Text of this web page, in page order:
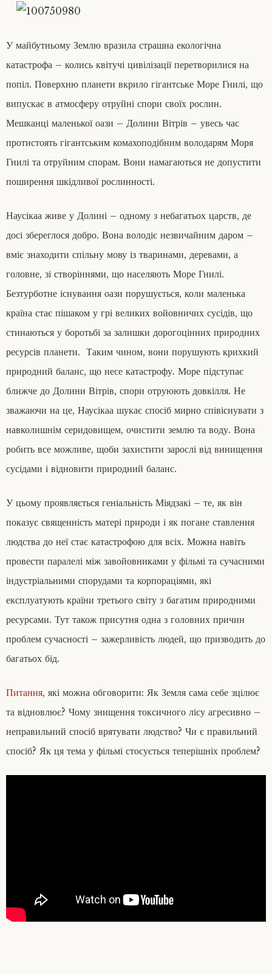
У майбутньому Землю вразила страшна екологічна
катастрофа – колись квітучі цивілізації перетворилися на
попіл. Поверхню планети вкрило гігантське Море Гнилі, що
випускає в атмосферу отруйні спори своїх рослин.
Мешканці маленької оази – Долини Вітрів – увесь час
протистоять гігантським комахоподібним володарям Моря
Гнилі та отруйним спорам. Вони намагаються не допустити
поширення шкідливої рослинності.
Наусікаа живе у Долині – одному з небагатьох царств, де
досі збереглося добро. Вона володіє незвичайним даром –
вміє знаходити спільну мову із тваринами, деревами, а
головне, зі створіннями, що населяють Море Гнилі.
Безтурботне існування оази порушується, коли маленька
країна стає пішаком у грі великих войовничих сусідів, що
стинаються у боротьбі за залишки дорогоцінних природних
ресурсів планети. Таким чином, вони порушують крихкий
природний баланс, що несе катастрофу. Море підступає
ближче до Долини Вітрів, спори отруюють довкілля. Не
зважаючи на це, Наусікаа шукає спосіб мирно співіснувати з
навколишнім серидовищем, очистити землю та воду. Вона
робить все можливе, щоби захистити зарослі від винищення
сусідами і відновити природний баланс.
У цьому проявляється геніальність Міядзакі – те, як він
показує священність матері природи і як погане ставлення
людства до неї стає катастрофою для всіх. Можна навіть
провести паралелі між завойовниками у фільмі та сучасними
індустріальними спорудами та корпораціями, які
експлуатують країни третього світу з багатим природними
ресурсами. Тут також присутня одна з головних причин
проблем сучасності – зажерливість людей, що призводить до
багатьох бід.
Питання, які можна обговорити: Як Земля сама себе зцілює
та відновлює? Чому знищення токсичного лісу агресивно –
неправильний спосіб врятувати людство? Чи є правильний
спосіб? Як ця тема у фільмі стосується теперішніх проблем?